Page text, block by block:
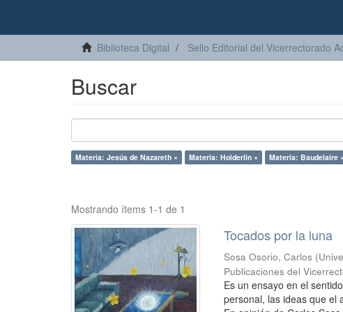
Biblioteca Digital Sello Editorial del Vicerrectorado
Buscar
Materia: Jesús de Nazareth × Materia: Holderlin × Materia: Baudelaire ×
Mostrando ítems 1-1 de 1
Tocados por la luna
Sosa Osorio, Carlos (
Publicaciones del
Es un ensayo en el
personal, las ideas que el